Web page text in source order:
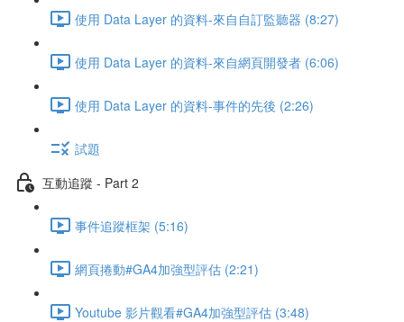
使用 Data Layer 的資料-來自自訂監聽器 (8:27)
使用 Data Layer 的資料-來自網頁開發者 (6:06)
使用 Data Layer 的資料-事件的先後 (2:26)
試題
互動追蹤 - Part 2
事件追蹤框架 (5:16)
網頁捲動#GA4加強型評估 (2:21)
Youtube 影片觀看#GA4加強型評估 (3:48)